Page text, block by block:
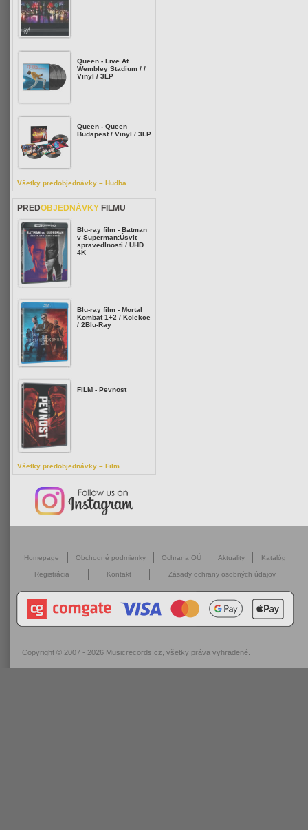
Queen - Live At
Wembley Stadium / /
Vinyl / 3LP
Queen - Queen
Budapest / Vinyl / 3LP
Všetky predobjednávky – Hudba
PREDOBJEDNÁVKY FILMU
Blu-ray film - Batman
v Superman:Úsvit
spravedlnosti / UHD
4K
Blu-ray film - Mortal
Kombat 1+2 / Kolekce
/ 2Blu-Ray
FILM - Pevnost
Všetky predobjednávky – Film
Homepage Obchodné podmienky Ochrana OÚ Aktuality Katalóg
Registrácia Kontakt Zásady ochrany osobných údajov
Copyright © 2007 - 2026 Musicrecords.cz , všetky práva vyhradené.